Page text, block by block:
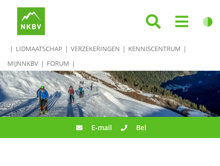
LIDMAATSCHAP VERZEKERINGEN
KENNISCENTRUM
MIJNNKBV
FORUM
E-mail Bel